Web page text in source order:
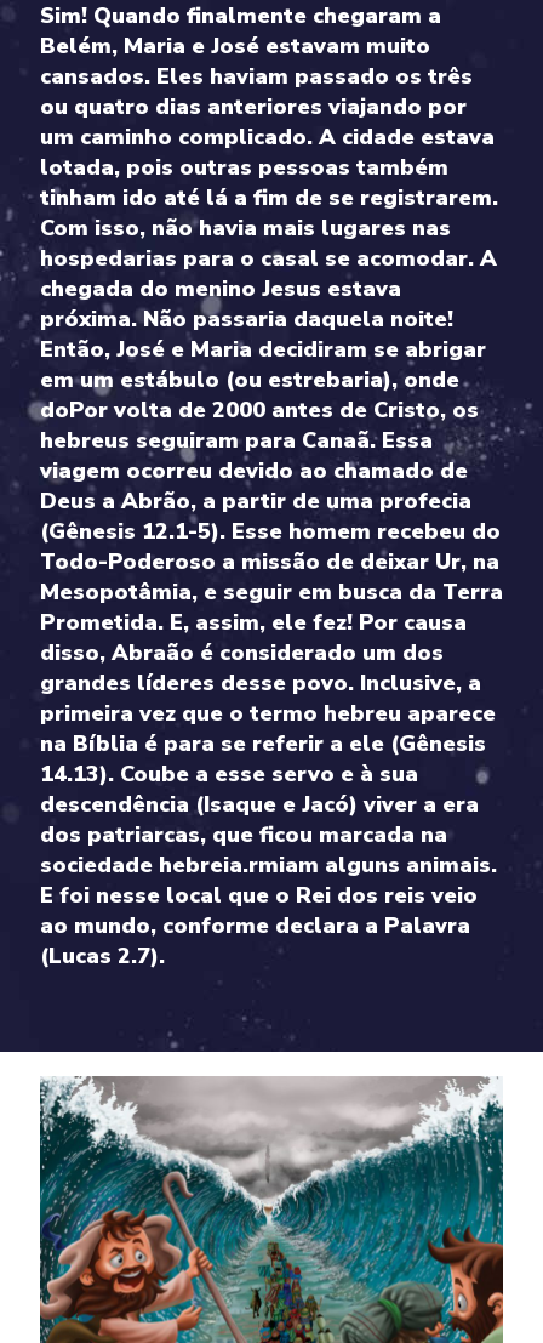
Sim! Quando finalmente chegaram a
Belém, Maria e José estavam muito
cansados. Eles haviam passado os três
ou quatro dias anteriores viajando por
um caminho complicado. A cidade estava
lotada, pois outras pessoas também
tinham ido até lá a fim de se registrarem.
Com isso, não havia mais lugares nas
hospedarias para o casal se acomodar. A
chegada do menino Jesus estava
próxima. Não passaria daquela noite!
Então, José e Maria decidiram se abrigar
em um estábulo (ou estrebaria), onde
doPor volta de 2000 antes de Cristo, os
hebreus seguiram para Canaã. Essa
viagem ocorreu devido ao chamado de
Deus a Abrão, a partir de uma profecia
(Gênesis 12.1-5). Esse homem recebeu do
Todo-Poderoso a missão de deixar Ur, na
Mesopotâmia, e seguir em busca da Terra
Prometida. E, assim, ele fez! Por causa
disso, Abraão é considerado um dos
grandes líderes desse povo. Inclusive, a
primeira vez que o termo hebreu aparece
na Bíblia é para se referir a ele (Gênesis
14.13). Coube a esse servo e à sua
descendência (Isaque e Jacó) viver a era
dos patriarcas, que ficou marcada na
sociedade hebreia.rmiam alguns animais.
E foi nesse local que o Rei dos reis veio
ao mundo, conforme declara a Palavra
(Lucas 2.7).